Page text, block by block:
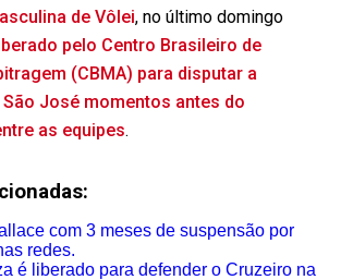
de Vôlei, no último domingo
pelo Centro Brasileiro de
(CBMA) para disputar a
José momentos antes do
as equipes.
com 3 meses de suspensão por
redes.
é liberado para defender o Cruzeiro na